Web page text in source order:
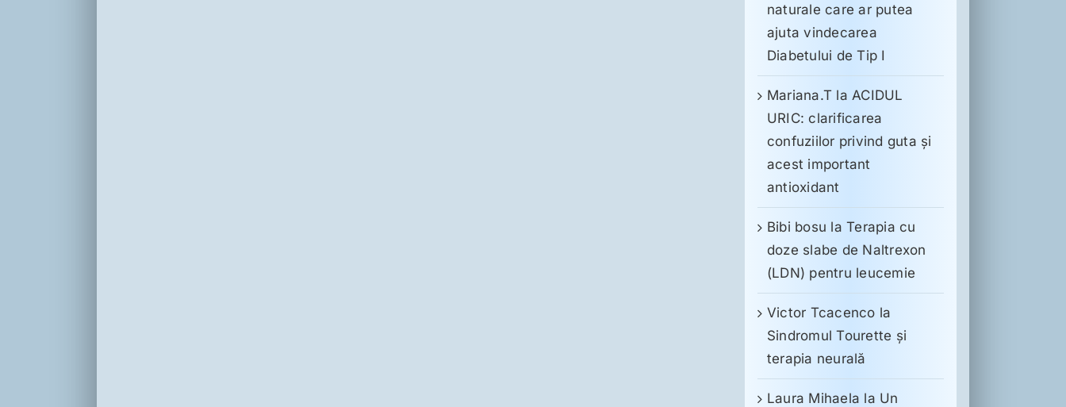
naturale care ar putea
ajuta vindecarea
Diabetului de Tip I
Mariana.T la ACIDUL
URIC: clarificarea
confuziilor privind guta și
acest important
antioxidant
Bibi bosu laTerapia cu
doze slabe de Naltrexon
(LDN) pentru leucemie
Victor Tcacenco la
Sindromul Tourette şi
terapia neurală
Laura Mihaela la Un